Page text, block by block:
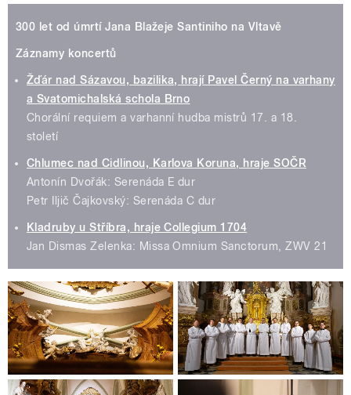
300 let od úmrtí Jana Blažeje Santiniho na Vltavě
Záznamy koncertů
Žďár nad Sázavou, bazilika, hrají Pavel Černý na varhany
a Svatomichalská schola Brno
Chorální requiem a varhanní hudba mistrů 17. a 18.
století
Chlumec nad Cidlinou, Karlova Koruna, hraje SOČR
Antonín Dvořák: Serenáda E dur
Petr Iljič Čajkovský: Serenáda C dur
Kladruby u Stříbra, hraje Collegium 1704
Jan Dismas Zelenka: Missa Omnium Sanctorum, ZWV 21